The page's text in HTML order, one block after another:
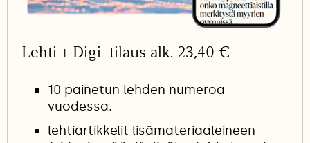
Lehti + Digi -tilaus alk. 23,40 €
10 painetun lehden numeroa
vuodessa.
lehtiartikkelit lisämateriaaleineen